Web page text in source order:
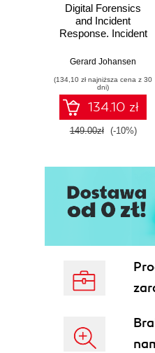
Digital Forensics
and Incident
Response. Incident
and techniques for
threat response -
Fourth Edition
Gerard Johansen
(134,10 zł najniższa cena z 30
dni)
134.10 zł
149.00zł (-10%)